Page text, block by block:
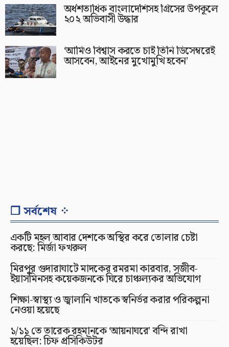
অর্ধশতাধিক বাংলাদেশিসহ গ্রিসের উপকূলে
২০২ অভিবাসী উদ্ধার
‘আমিও বিশ্বাস করতে চাই তিনি ডিসেম্বরেই
আসবেন, আইনের মুখোমুখি হবেন’
❐ সর্বশেষ ⁘
একটি মহল আবার দেশকে অস্থির করে তোলার চেষ্টা
করছে: মির্জা ফখরুল
মিরপুর গুদারাঘাটে মাদকের রমরমা কারবার, সজীব-
ইয়াসমিনসহ কয়েকজনকে ঘিরে চাঞ্চল্যকর অভিযোগ
শিক্ষা-স্বাস্থ্য ও জ্বালানি খাতকে স্বনির্ভর করার পরিকল্পনা
নেওয়া হয়েছে
১/১১ তে তারেক রহমানকে ‘আয়নাঘরে’ বন্দি রাখা
হয়েছিল: চিফ প্রসিকিউটর